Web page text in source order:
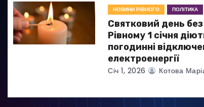
в
НОВИНИ РІВНОГО ПОЛІТИКА
Святковий день без
Рівному 1 січня
погодинні
електроенергії
Січ 1, 2026 Котова